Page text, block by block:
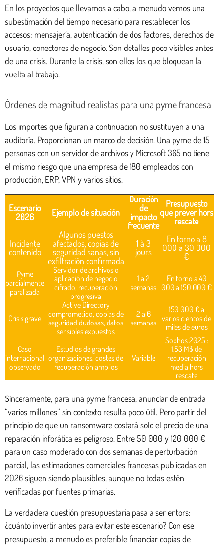
En los proyectos que llevamos a cabo, a menudo vemos una
subestimación del tiempo necesario para restablecer los
accesos: mensajería, autenticación de dos factores, derechos de
usuario, conectores de negocio. Son detalles poco visibles antes
de una crisis. Durante la crisis, son ellos los que bloquean la
vuelta al trabajo.
Órdenes de magnitud realistas para una pyme francesa
Los importes que figuran a continuación no sustituyen a una
auditoría. Proporcionan un marco de decisión. Una pyme de 15
personas con un servidor de archivos y Microsoft 365 no tiene
el mismo riesgo que una empresa de 180 empleados con
producción, ERP, VPN y varios sitios.
Escenario
2026
Ejemplo de situación
Duración
de
impacto
frecuente
Presupuesto
que prever hors
rescate
Incidente
contenido
Algunos puestos
afectados, copias de
seguridad sanas, sin
exfiltración confirmada
1 à 3
jours
En torno a 8
000 a 30 000
€
Pyme
parcialmente
paralizada
Servidor de archivos o
aplicación de negocio
cifrado, recuperación
progresiva
1 a 2
semanas
En torno a 40
000 a 150 000 €
Crisis grave
Active Directory
comprometido, copias de
seguridad dudosas, datos
sensibles expuestos
2 a 6
semanas
150 000 € a
varios cientos de
miles de euros
Caso
internacional
observado
Estudios de grandes
organizaciones, costes de
recuperación amplios
Variable
Sophos 2025 :
1,53 M$ de
recuperación
media hors
rescate
Sinceramente, para una pyme francesa, anunciar de entrada
“varios millones” sin contexto resulta poco útil. Pero partir del
principio de que un ransomware costará solo el precio de una
reparación inforática es peligroso. Entre 50 000 y 120 000 €
para un caso moderado con dos semanas de perturbación
parcial, las estimaciones comerciales francesas publicadas en
2026 siguen siendo plausibles, aunque no todas estén
verificadas por fuentes primarias.
La verdadera cuestión presupuestaria pasa a ser entors:
¿cuánto invertir antes para evitar este escenario? Con ese
presupuesto, a menudo es preferible financiar copias de